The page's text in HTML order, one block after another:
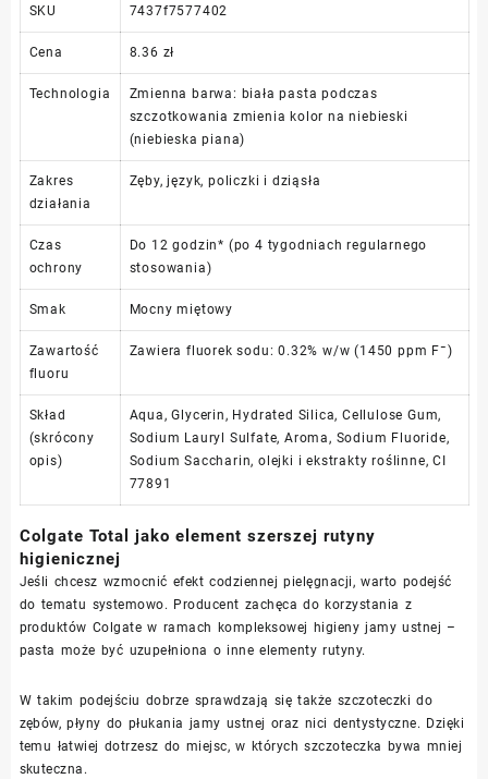
SKU 7437f7577402
Cena 8.36 zł
Technologia
Zmienna barwa: biała pasta podczas
szczotkowania zmienia kolor na niebieski
(niebieska piana)
Zakres
działania
Zęby, język, policzki i dziąsła
Czas
ochrony
Do 12 godzin* (po 4 tygodniach regularnego
stosowania)
Smak Mocny miętowy
Zawartość
fluoru
Zawiera fluorek sodu: 0.32% w/w (1450 ppm F¯)
Skład
(skrócony
opis)
Aqua, Glycerin, Hydrated Silica, Cellulose Gum,
Sodium Lauryl Sulfate, Aroma, Sodium Fluoride,
Sodium Saccharin, olejki i ekstrakty roślinne, CI
77891
Colgate Total jako element szerszej rutyny
higienicznej
Jeśli chcesz wzmocnić efekt codziennej pielęgnacji, warto podejść
do tematu systemowo. Producent zachęca do korzystania z
produktów Colgate w ramach kompleksowej higieny jamy ustnej –
pasta może być uzupełniona o inne elementy rutyny.
W takim podejściu dobrze sprawdzają się także szczoteczki do
zębów, płyny do płukania jamy ustnej oraz nici dentystyczne. Dzięki
temu łatwiej dotrzesz do miejsc, w których szczoteczka bywa mniej
skuteczna.